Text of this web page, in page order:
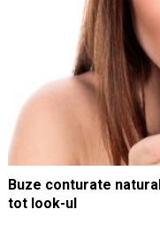
Buze conturate
tot look-ul